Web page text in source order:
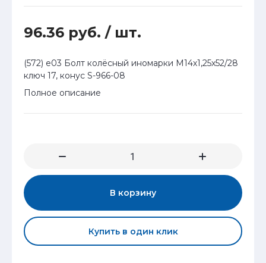
96.36 руб. / шт.
(572) е03 Болт колёсный иномарки М14х1,25х52/28
ключ 17, конус S-966-08
Полное описание
В корзину
Купить в один клик